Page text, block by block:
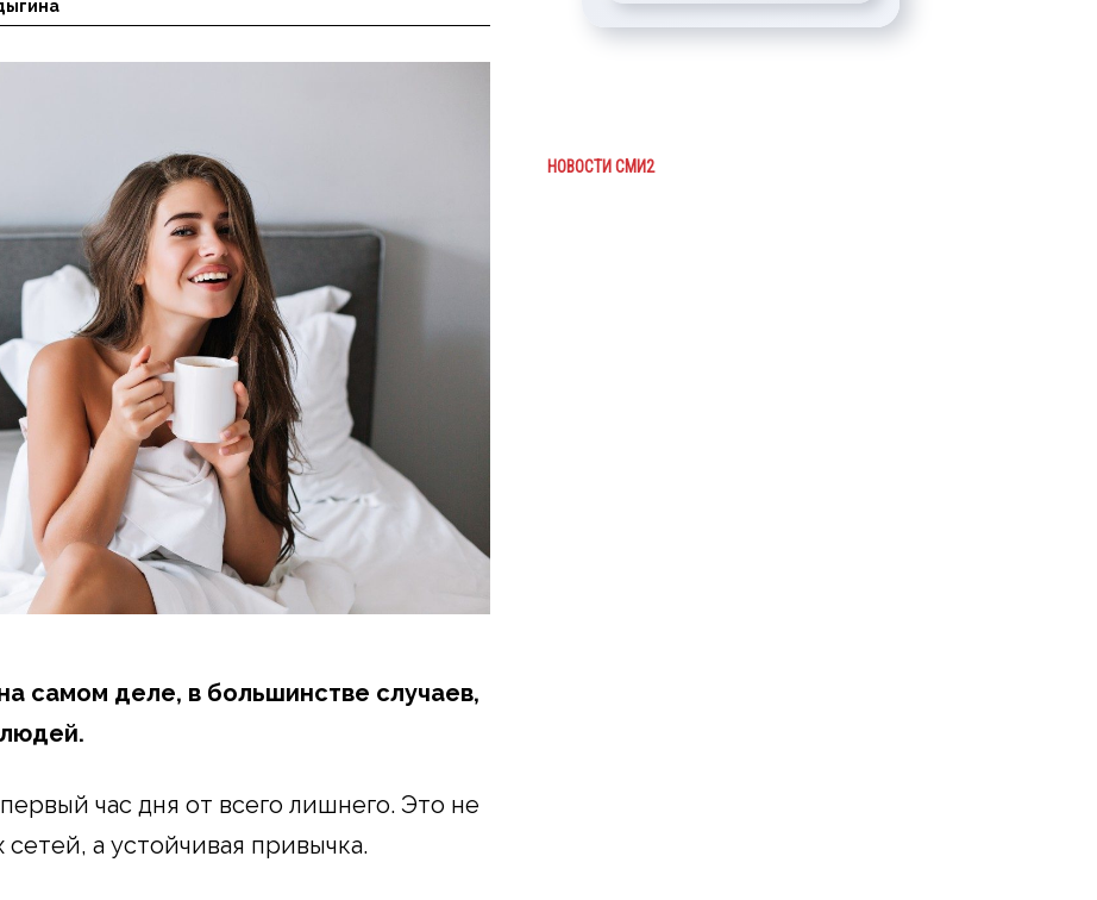
самом деле, в большинстве случаев,
час дня от всего лишнего. Это не
а устойчивая привычка.
НОВОСТИ СМИ2